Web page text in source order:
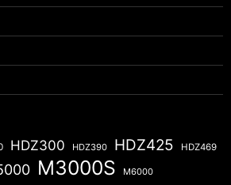
HDZ300 HDZ390 HDZ425 HDZ469
M3000S M6000